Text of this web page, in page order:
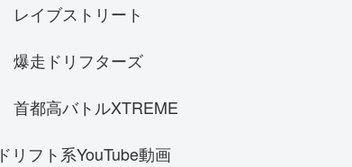
フェラーリ F40
フェアレディｓ３０
Hennessy venomGT
ケーニグセグ ジェスコ
レイブストリート
爆走ドリフターズ
首都高バトルXTREME
ドリフト系YouTube動画